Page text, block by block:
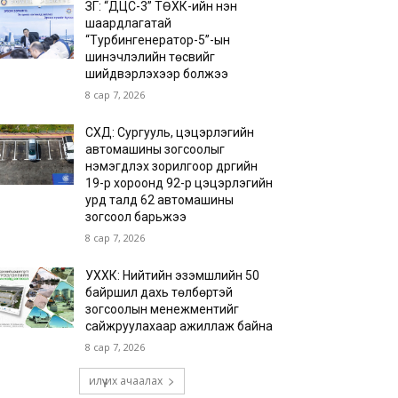
ЗГ: “ДЦС-3” ТӨХК-ийн нэн
шаардлагатай
“Турбингенератор-5”-ын
шинэчлэлийн төсвийг
шийдвэрлэхээр болжээ
8 сар 7, 2026
СХД: Сургууль, цэцэрлэгийн
автомашины зогсоолыг
нэмэгдүүлэх зорилгоор дүүргийн
19-р хороонд 92-р цэцэрлэгийн
урд талд 62 автомашины
зогсоол барьжээ
8 сар 7, 2026
УХХК: Нийтийн эзэмшлийн 50
байршил дахь төлбөртэй
зогсоолын менежментийг
сайжруулахаар ажиллаж байна
8 сар 7, 2026
илүү их ачаалах